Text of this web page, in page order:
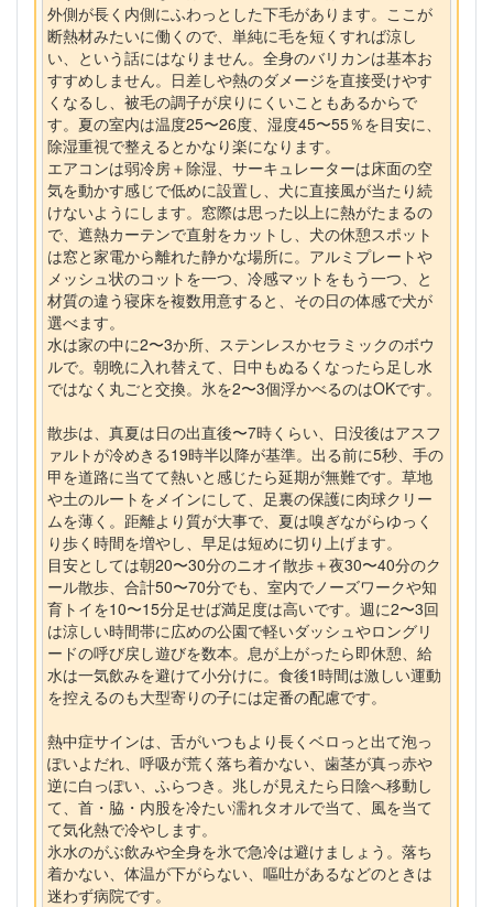
外側が長く内側にふわっとした下毛があります。ここが
断熱材みたいに働くので、単純に毛を短くすれば涼し
い、という話にはなりません。全身のバリカンは基本お
すすめしません。日差しや熱のダメージを直接受けやす
くなるし、被毛の調子が戻りにくいこともあるからで
す。夏の室内は温度25〜26度、湿度45〜55％を目安に、
除湿重視で整えるとかなり楽になります。
エアコンは弱冷房＋除湿、サーキュレーターは床面の空
気を動かす感じで低めに設置し、犬に直接風が当たり続
けないようにします。窓際は思った以上に熱がたまるの
で、遮熱カーテンで直射をカットし、犬の休憩スポット
は窓と家電から離れた静かな場所に。アルミプレートや
メッシュ状のコットを一つ、冷感マットをもう一つ、と
材質の違う寝床を複数用意すると、その日の体感で犬が
選べます。
水は家の中に2〜3か所、ステンレスかセラミックのボウ
ルで。朝晩に入れ替えて、日中もぬるくなったら足し水
ではなく丸ごと交換。氷を2〜3個浮かべるのはOKです。
散歩は、真夏は日の出直後〜7時くらい、日没後はアスフ
ァルトが冷めきる19時半以降が基準。出る前に5秒、手の
甲を道路に当てて熱いと感じたら延期が無難です。草地
や土のルートをメインにして、足裏の保護に肉球クリー
ムを薄く。距離より質が大事で、夏は嗅ぎながらゆっく
り歩く時間を増やし、早足は短めに切り上げます。
目安としては朝20〜30分のニオイ散歩＋夜30〜40分のク
ール散歩、合計50〜70分でも、室内でノーズワークや知
育トイを10〜15分足せば満足度は高いです。週に2〜3回
は涼しい時間帯に広めの公園で軽いダッシュやロングリ
ードの呼び戻し遊びを数本。息が上がったら即休憩、給
水は一気飲みを避けて小分けに。食後1時間は激しい運動
を控えるのも大型寄りの子には定番の配慮です。
熱中症サインは、舌がいつもより長くベロっと出て泡っ
ぽいよだれ、呼吸が荒く落ち着かない、歯茎が真っ赤や
逆に白っぽい、ふらつき。兆しが見えたら日陰へ移動し
て、首・脇・内股を冷たい濡れタオルで当て、風を当て
て気化熱で冷やします。
氷水のがぶ飲みや全身を氷で急冷は避けましょう。落ち
着かない、体温が下がらない、嘔吐があるなどのときは
迷わず病院です。